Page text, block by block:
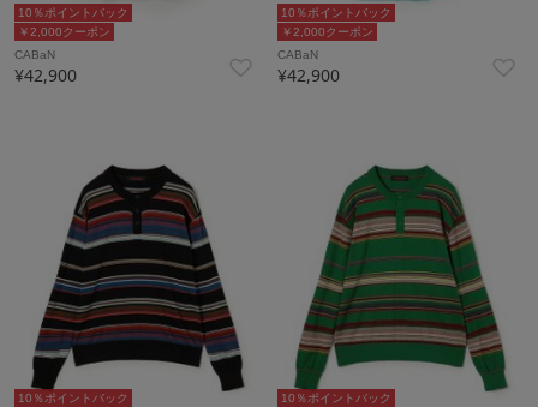
￥2,000クーポン
10％ポイントバック
CABaN
¥42,900
￥2,000クーポン
10％ポイントバック
CABaN
¥42,900
10％ポイントバック 10％ポイントバック